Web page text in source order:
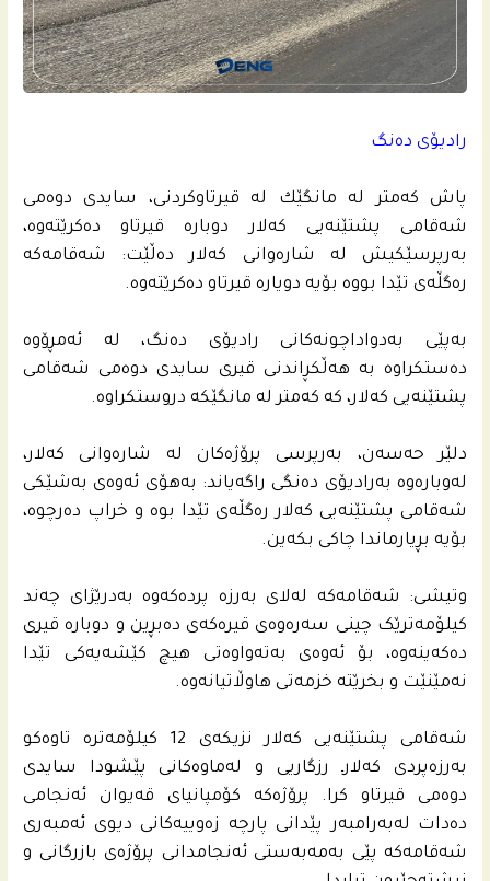
رادیۆی ده‌نگ
پاش كه‌متر له‌ مانگێك له‌ قیرتاوكردنى، سایدی دوه‌مى
شه‌قامى پشتێنه‌یی كه‌لار دوباره‌ قیرتاو ده‌كرێته‌وه‌،
به‌رپرسێكیش له‌ شاره‌وانى كه‌لار ده‌ڵێت: شه‌قامه‌كه‌
ره‌گڵه‌ى تێدا بووه‌ بۆیه‌ دویاره‌ قیرتاو ده‌كرێته‌وه‌.
به‌پێی به‌دواداچونه‌كانى رادیۆی ده‌نگ، له‌ ئه‌مڕۆوه‌
ده‌ستكراوه‌ به‌ هه‌ڵكڕاندنى قیری سایدی دوه‌مى شه‌قامی
پشتێنه‌یی كه‌لار، كه‌ كه‌متر له‌ مانگێكه‌ دروستكراوه‌.
دلێر حەسەن، بەرپرسی پرۆژەکان لە شارەوانی کەلار،
له‌وباره‌وه‌ بەرادیۆی دەنگی راگەیاند: بەهۆی ئەوەی بەشێکی
شەقامی پشتێنەیی کەلار رەگڵەی تێدا بوە و خراپ دەرچوە،
بۆیە بڕیارماندا چاکی بکەین.
وتیشی: شەقامەکە لەلای بەرزە پردەکەوە بەدرێژای چەند
کیلۆمەترێک چینی سەرەوەی قیره‌كه‌ى دەبڕین و دوبارە قیری
دەکەینەوە، بۆ ئەوەی بەتەواوەتی هیچ کێشەیەکی تێدا
نەمێنێت و بخرێتە خزمەتی هاوڵاتیانەوە.
شەقامی پشتێنەیی کەلار نزیکەی 12 کیلۆمەترە تاوەکو
بەرزەپردی کەلارـ رزگاریی و لەماوەکانی پێشودا سایدی
دوەمی قیرتاو کرا. پرۆژه‌كه‌ كۆمپانیای قه‌یوان ئه‌نجامى
ده‌دات لەبەرامبەر پێدانی پارچە زەوییەکانى دیوی ئه‌مبه‌رى
شه‌قامه‌كه‌ پێی به‌مه‌به‌ستى ئه‌نجامدانى پرۆژه‌ى بازرگانى و